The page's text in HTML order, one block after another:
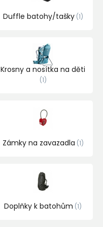
Duffle batohy/tašky 1
Krosny a nosítka na děti
1
Zámky na zavazadla 1
Doplňky k batohům 1